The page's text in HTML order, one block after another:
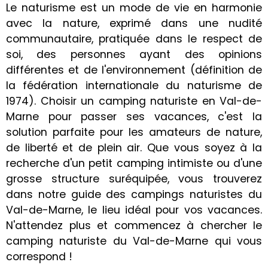
Le naturisme est un mode de vie en harmonie
avec la nature, exprimé dans une nudité
communautaire, pratiquée dans le respect de
soi, des personnes ayant des opinions
différentes et de l'environnement (définition de
la fédération internationale du naturisme de
1974). Choisir un camping naturiste en Val-de-
Marne pour passer ses vacances, c'est la
solution parfaite pour les amateurs de nature,
de liberté et de plein air. Que vous soyez à la
recherche d'un petit camping intimiste ou d'une
grosse structure suréquipée, vous trouverez
dans notre guide des campings naturistes du
Val-de-Marne, le lieu idéal pour vos vacances.
N'attendez plus et commencez à chercher le
camping naturiste du Val-de-Marne qui vous
correspond !